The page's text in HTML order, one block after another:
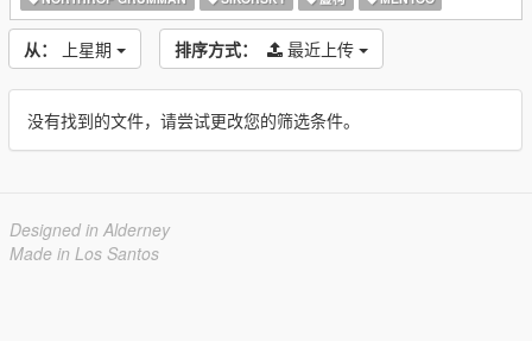
从： 上星期 排序方式： 最近上传
没有找到的文件，请尝试更改您的筛选条件。
Designed in Alderney
Made in Los Santos